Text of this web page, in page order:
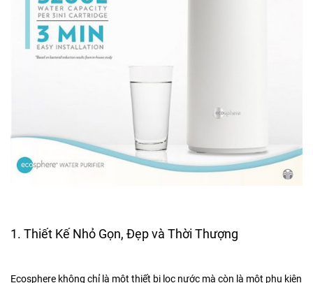
1. Thiết Kế Nhỏ Gọn, Đẹp và Thời Thượng
Ecosphere không chỉ là một thiết bị lọc nước mà còn là một phụ kiện